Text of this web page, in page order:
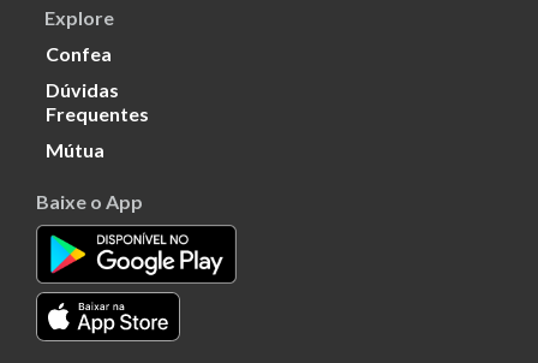
Explore
Confea
Dúvidas
Frequentes
Mútua
Baixe o App